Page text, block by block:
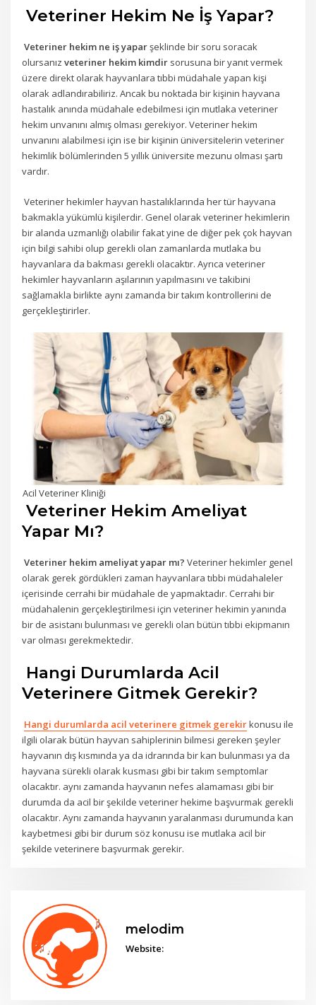
Veteriner Hekim Ne İş Yapar?
Veteriner hekim ne iş yaparşeklinde bir soru soracak
olursanızveteriner hekim kimdir sorusuna bir yanıt vermek
üzere direkt olarak hayvanlara tıbbi müdahale yapan kişi
olarak adlandırabiliriz. Ancak bu noktada bir kişinin hayvana
hastalık anında müdahale edebilmesi için mutlaka veteriner
hekim unvanını almış olması gerekiyor. Veteriner hekim
unvanını alabilmesi için ise bir kişinin üniversitelerin veteriner
hekimlik bölümlerinden 5 yıllık üniversite mezunu olması şartı
vardır.
Veteriner hekimler hayvan hastalıklarında her tür hayvana
bakmakla yükümlü kişilerdir. Genel olarak veteriner hekimlerin
bir alanda uzmanlığı olabilir fakat yine de diğer pek çok hayvan
için bilgi sahibi olup gerekli olan zamanlarda mutlaka bu
hayvanlara da bakması gerekli olacaktır. Ayrıca veteriner
hekimler hayvanların aşılarının yapılmasını ve takibini
sağlamakla birlikte aynı zamanda bir takım kontrollerini de
gerçekleştirirler.
Acil Veteriner Kliniği
Veteriner Hekim Ameliyat
Yapar Mı?
Veteriner hekim ameliyat yapar mı? Veteriner hekimler genel
olarak gerek gördükleri zaman hayvanlara tıbbi müdahaleler
içerisinde cerrahi bir müdahale de yapmaktadır. Cerrahi bir
müdahalenin gerçekleştirilmesi için veteriner hekimin yanında
bir de asistanı bulunması ve gerekli olan bütün tıbbi ekipmanın
var olması gerekmektedir.
Hangi Durumlarda Acil
Veterinere Gitmek Gerekir?
Hangi durumlarda acil veterinere gitmek gerekirkonusu ile
ilgili olarak bütün hayvan sahiplerinin bilmesi gereken şeyler
hayvanın dış kısmında ya da idrarında bir kan bulunması ya da
hayvana sürekli olarak kusması gibi bir takım semptomlar
olacaktır. aynı zamanda hayvanın nefes alamaması gibi bir
durumda da acil bir şekilde veteriner hekime başvurmak gerekli
olacaktır. Aynı zamanda hayvanın yaralanması durumunda kan
kaybetmesi gibi bir durum söz konusu ise mutlaka acil bir
şekilde veterinere başvurmak gerekir.
melodim
Website: